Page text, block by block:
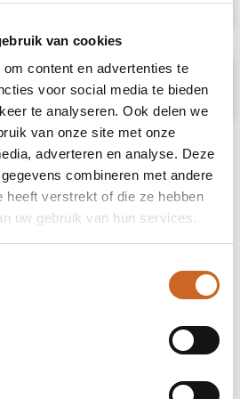
van cookies
content en advertenties te
voor social media te bieden
te analyseren. Ook delen we
van onze site met onze
adverteren en analyse. Deze
combineren met andere
heeft verstrekt of die ze hebben
uw gebruik van hun services.